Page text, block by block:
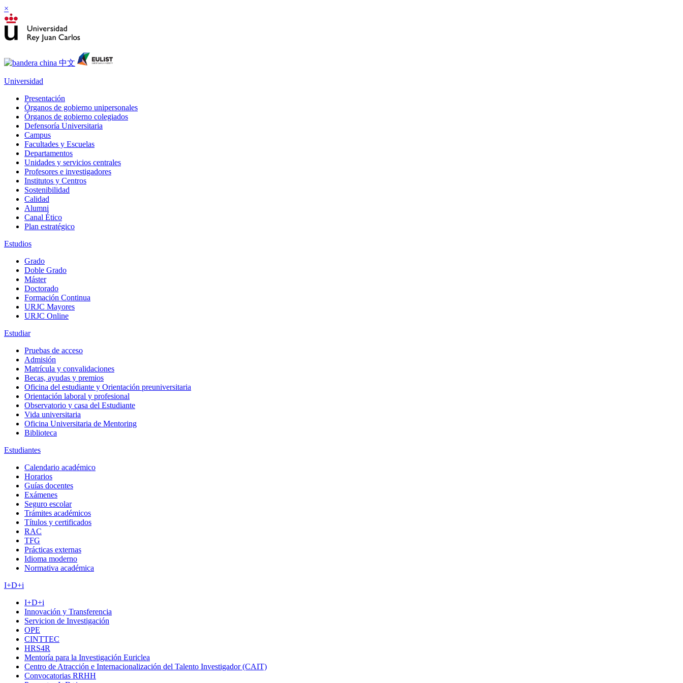
×
Universidad
Presentación
Órganos de gobierno unipersonales
Órganos de gobierno colegiados
Defensoría Universitaria
Campus
Facultades y Escuelas
Departamentos
Unidades y servicios centrales
Profesores e investigadores
Institutos y Centros
Sostenibilidad
Calidad
Alumni
Canal Ético
Plan estratégico
Estudios
Grado
Doble Grado
Máster
Doctorado
Formación Continua
URJC Mayores
URJC Online
Estudiar
Pruebas de acceso
Admisión
Matrícula y convalidaciones
Becas, ayudas y premios
Oficina del estudiante y Orientación preuniversitaria
Orientación laboral y profesional
Observatorio y casa del Estudiante
Vida universitaria
Oficina Universitaria de Mentoring
Biblioteca
Estudiantes
Calendario académico
Horarios
Guías docentes
Exámenes
Seguro escolar
Trámites académicos
Títulos y certificados
RAC
TFG
Prácticas externas
Idioma moderno
Normativa académica
I+D+i
I+D+i
Innovación y Transferencia
Servicion de Investigación
OPE
CINTTEC
HRS4R
Mentoría para la Investigación Euriclea
Centro de Atracción e Internacionalización del Talento Investigador (CAIT)
Convocatorias RRHH